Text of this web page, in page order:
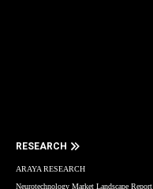
RESEARCH
ARAYA RESEARCH
Neurotechnology Market Landscape Report